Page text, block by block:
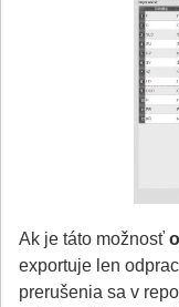
Ak je táto možnosť
exportuje len
prerušenia sa v